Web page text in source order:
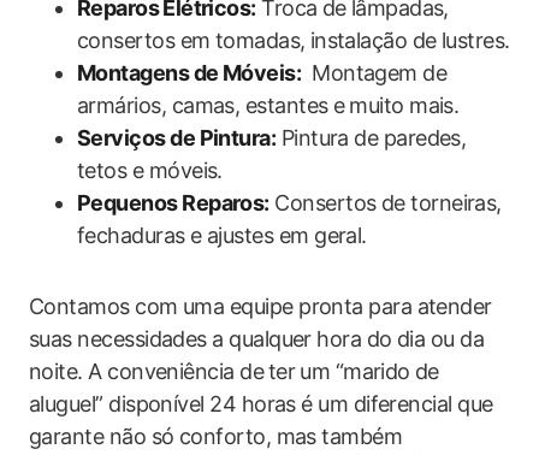
Reparos⁤ Elétricos: Troca de ⁣lâmpadas,
consertos em tomadas, ⁤instalação de lustres.
Montagens de Móveis: ‌ Montagem de
armários, camas, estantes e ⁤muito mais.
Serviços de Pintura: Pintura de paredes,
tetos ‍e móveis.
Pequenos Reparos: Consertos de torneiras,
fechaduras e ajustes em geral.
Contamos com uma equipe pronta para atender ​
suas necessidades a qualquer hora do dia ou da​
noite. A conveniência de ⁢ter ⁤um “marido ⁢de
aluguel” disponível 24 horas é um‌ diferencial que
garante não só conforto, mas também